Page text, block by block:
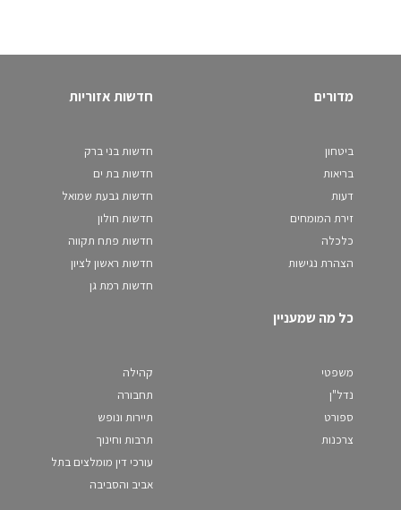
מדורים
ביטחון
בריאות
דעות
זירת המומחים
כלכלה
הצהרת נגישות
חדשות אזוריות
חדשות בני ברק
חדשות בת ים
חדשות גבעת שמואל
חדשות חולון
חדשות פתח תקווה
חדשות ראשון לציון
חדשות רמת גן
כל מה שמעניין
משפטי
נדל"ן
ספורט
צרכנות
קהילה
תחבורה
תיירות ונופש
תרבות וחינוך
עורכי דין מומלצים בתל
אביב והסביבה